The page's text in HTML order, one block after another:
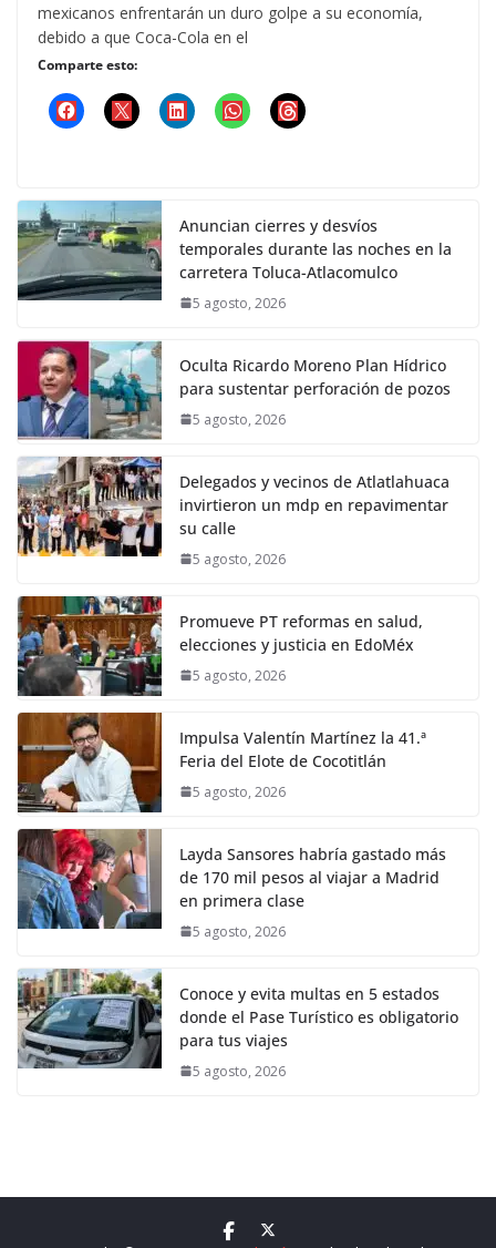
mexicanos enfrentarán un duro golpe a su economía,
debido a que Coca-Cola en el
Comparte esto:
Anuncian cierres y desvíos
temporales durante las noches en la
carretera Toluca-Atlacomulco
5 agosto, 2026
Oculta Ricardo Moreno Plan Hídrico
para sustentar perforación de pozos
5 agosto, 2026
Delegados y vecinos de Atlatlahuaca
invirtieron un mdp en repavimentar
su calle
5 agosto, 2026
Promueve PT reformas en salud,
elecciones y justicia en EdoMéx
5 agosto, 2026
Impulsa Valentín Martínez la 41.ª
Feria del Elote de Cocotitlán
5 agosto, 2026
Layda Sansores habría gastado más
de 170 mil pesos al viajar a Madrid
en primera clase
5 agosto, 2026
Conoce y evita multas en 5 estados
donde el Pase Turístico es obligatorio
para tus viajes
5 agosto, 2026